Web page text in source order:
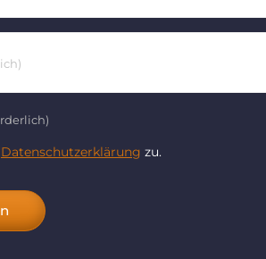
Datenschutzerklärung zu.